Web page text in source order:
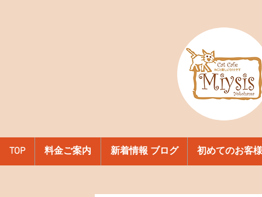
TOP 料金ご案内 新着情報 ブログ 初めてのお客